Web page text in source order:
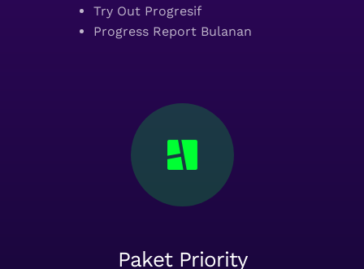
Try Out Progresif
Progress Report Bulanan
Paket Priority